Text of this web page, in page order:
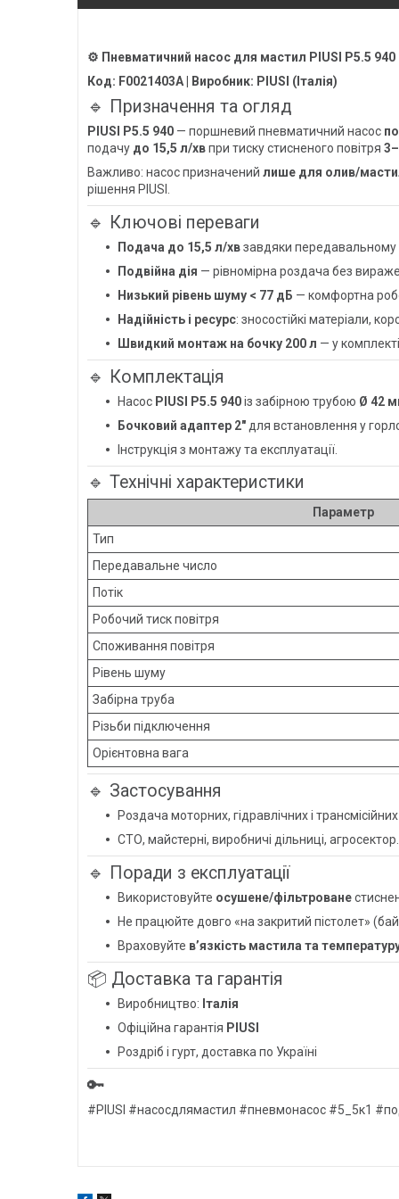
⚙️ Пневматичний насос для мастил PIUSI P5.5
Код: F0021403A | Виробник: PIUSI (Італія)
🔹 Призначення та огляд
PIUSI P5.5 940 — поршневий пневматичний насос
подачу до 15,5 л/хвпри тиску стисненого повітря
Важливо: насос призначений лише для олив/
рішення PIUSI.
🔹 Ключові переваги
Подача до 15,5 л/хвзавдяки
Подвійна дія — рівномірна роздача без
Низький рівень шуму < 77 дБ — комфортна
Надійність і ресурс: зносостійкі матеріали,
Швидкий монтаж на бочку 200 л — у
🔹 Комплектація
Насос PIUSI P5.5 940із забірною трубою Ø 42
Бочковий адаптер 2″ для встановлення у
Інструкція з монтажу та експлуатації.
🔹 Технічні характеристики
Параметр
Тип
Передавальне число
Потік
Робочий тиск повітря
Споживання повітря
Рівень шуму
Забірна труба
Різьби підключення
Орієнтовна вага
🔹 Застосування
Роздача моторних, гідравлічних і
СТО, майстерні, виробничі дільниці, агросектор.
🔹 Поради з експлуатації
Використовуйте осушене/фільтроване
Не працюйте довго «на закритий пістолет»
Враховуйте в’язкість мастила та
📦 Доставка та гарантія
Виробництво: Італія
Офіційна гарантія PIUSI
Роздріб і гурт, доставка по Україні
🔑
#PIUSI #насосдлямастил #пневмонасос #5_5к1